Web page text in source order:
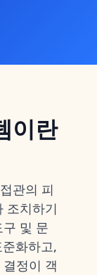
이란
관의 피
조치하기
및 문
화하고,
정이 객